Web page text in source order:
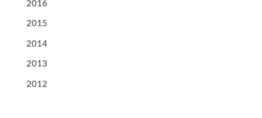
2016
2015
2014
2013
2012